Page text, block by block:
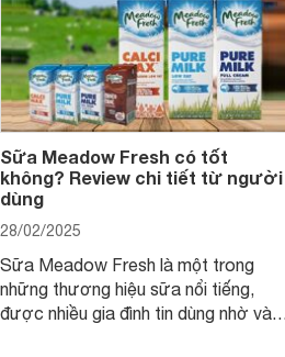
Sữa Meadow Fresh có tốt
không? Review chi tiết từ người
dùng
28/02/2025
Sữa Meadow Fresh là một trong
những thương hiệu sữa nổi tiếng,
được nhiều gia đình tin dùng nhờ vào